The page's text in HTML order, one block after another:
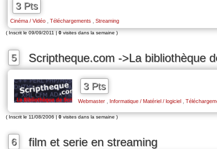
3 Pts
Cinéma / Vidéo , Téléchargements , Streaming
( Inscrit le 09/09/2011 | 0 visites dans la semaine )
5 Scriptheque.com ->La bibliothèque
3 Pts
Webmaster , Informatique / Matériel / logiciel ,
( Inscrit le 11/08/2006 | 0 visites dans la semaine )
6 film et serie en streaming